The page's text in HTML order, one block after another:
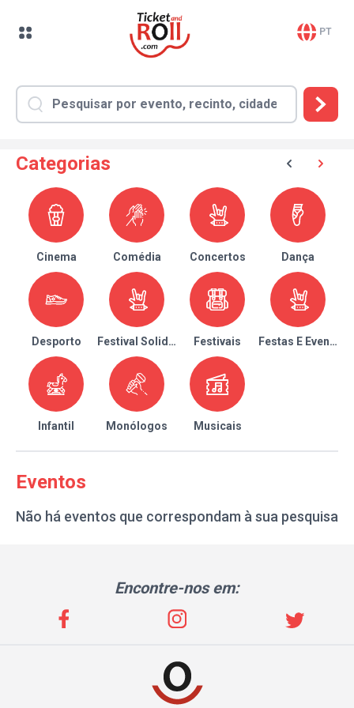
PT
Categorias
Cinema Comédia Concertos Dança
Desporto Festival Solidário Festivais Festas E Eventos
Infantil Monólogos Musicais
Eventos
Não há eventos que correspondam à sua pesquisa
Encontre-nos em: